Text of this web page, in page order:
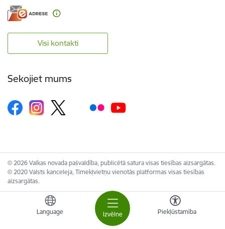
Izvēlne
Language Piekļūstamība
Visi kontakti
Sekojiet mums
© 2026 Valkas novada pašvaldība, publicētā satura visas tiesības aizsargātas.
© 2020 Valsts kanceleja, Tīmekļvietņu vienotās platformas visas tiesības
aizsargātas.